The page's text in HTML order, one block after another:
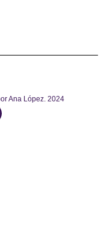
Ana López. 2024